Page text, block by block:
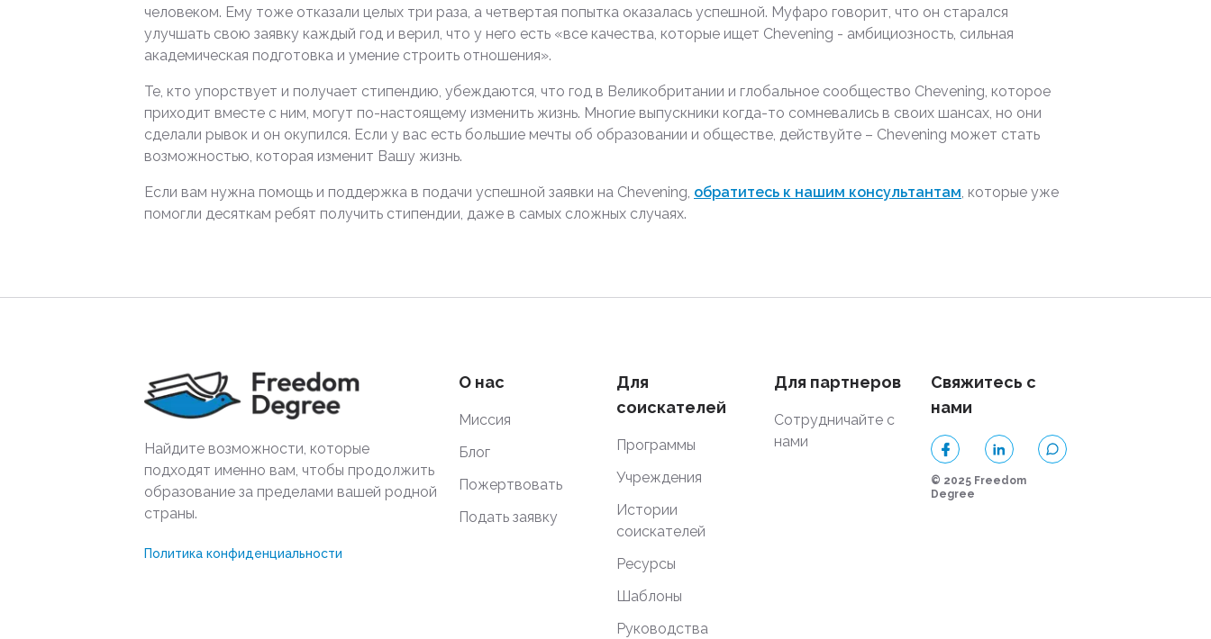
человеком. Ему тоже отказали целых три раза, а четвертая попытка оказалась успешной. Муфаро говорит, что он старался
улучшать свою заявку каждый год и верил, что у него есть «все качества, которые ищет Chevening - амбициозность, сильная
академическая подготовка и умение строить отношения».
Те, кто упорствует и получает стипендию, убеждаются, что год в Великобритании и глобальное сообщество Chevening, которое
приходит вместе с ним, могут по-настоящему изменить жизнь. Многие выпускники когда-то сомневались в своих шансах, но они
сделали рывок и он окупился. Если у вас есть большие мечты об образовании и обществе, действуйте – Chevening может стать
возможностью, которая изменит Вашу жизнь.
Если вам нужна помощь и поддержка в подачи успешной заявки на Chevening, обратитесь к нашим консультантам, которые уже
помогли десяткам ребят получить стипендии, даже в самых сложных случаях.
Найдите возможности, которые
подходят именно вам, чтобы продолжить
образование за пределами вашей родной
страны.
Политика конфиденциальности
О нас
Миссия
Блог
Пожертвовать
Подать заявку
Для
соискателей
Программы
Учреждения
Истории
соискателей
Ресурсы
Шаблоны
Руководства
Для партнеров
Сотрудничайте с
нами
Свяжитесь с
нами
© 2025 Freedom
Degree